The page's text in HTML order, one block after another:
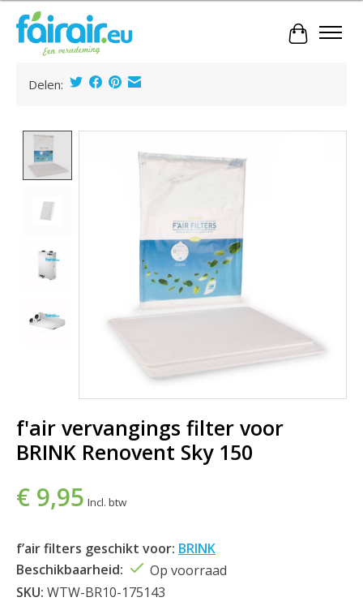
Delen:
f'air vervangings filter voor
BRINK Renovent Sky 150
€ 9,95 Incl. btw
f’air filters geschikt voor: BRINK
Beschikbaarheid:
Op voorraad
SKU: WTW-BR10-175143